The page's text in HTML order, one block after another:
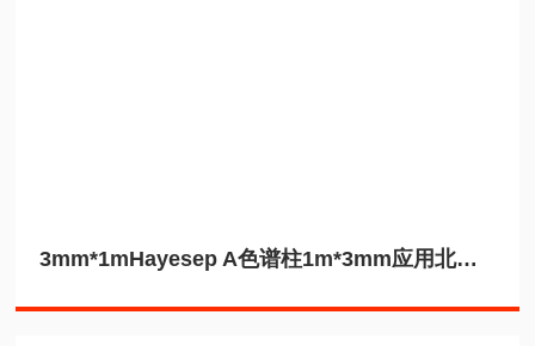
3mm*1mHayesep A色谱柱1m*3mm应用北分瑞利